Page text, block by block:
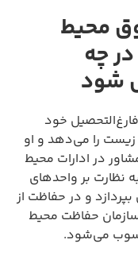
محیط
چه
شود
خود
را می‌دهد و او
در ادارات محیط
نظارت بر واحدهای
و در حفاظت از
حفاظت محیط
می‌شود.